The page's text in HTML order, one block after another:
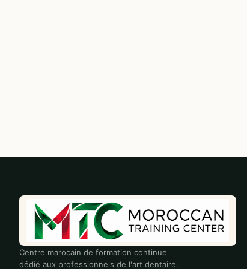
Centre marocain de formation continue
dédié aux professionnels de l'art dentaire.